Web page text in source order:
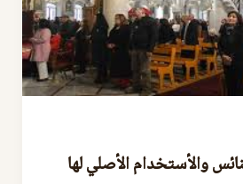
والأستخدام الأصلي لها